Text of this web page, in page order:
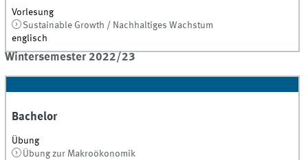
Vorlesung
Sustainable Growth / Nachhaltiges Wachstum
englisch
Wintersemester 2022/23
Bachelor
Übung
Übung zur Makroökonomik